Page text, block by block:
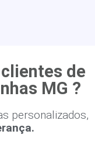
de
MG ?
personalizados,